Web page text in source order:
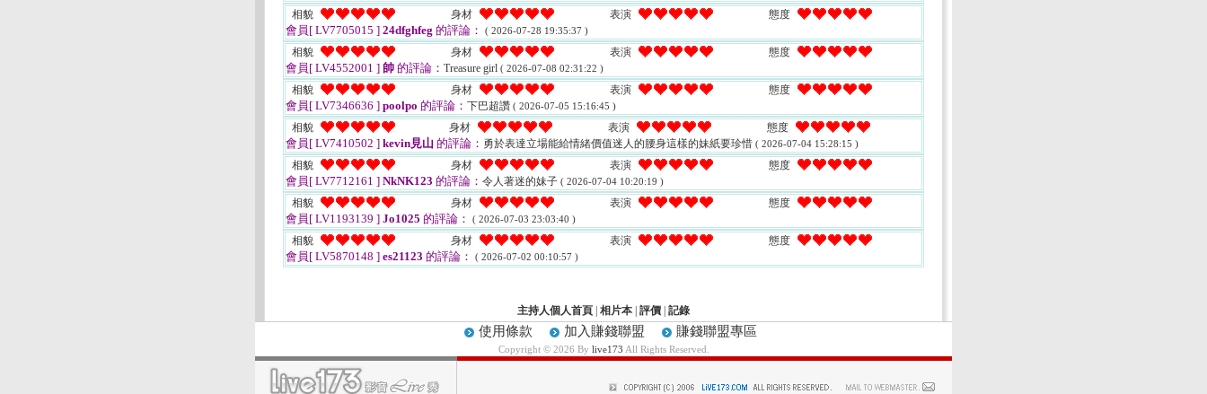
相貌 身材 表演 態度
會員[ LV7705015 ] 24dfghfeg 的評論： ( 2026-07-28 19:35:37 )
相貌 身材 表演 態度
會員[ LV4552001 ] 帥 的評論： Treasure girl ( 2026-07-08 02:31:22 )
相貌 身材 表演 態度
會員[ LV7346636 ] poolpo 的評論： 下巴超讚 ( 2026-07-05 15:16:45 )
相貌 身材 表演 態度
會員[ LV7410502 ] kevin見山 的評論： 勇於表達立場能給情緒價值迷人的腰身這樣的妹紙要珍惜 ( 2026-07-04 15:28:15 )
相貌 身材 表演 態度
會員[ LV7712161 ] NkNK123 的評論： 令人著迷的妹子 ( 2026-07-04 10:20:19 )
相貌 身材 表演 態度
會員[ LV1193139 ] Jo1025 的評論： ( 2026-07-03 23:03:40 )
相貌 身材 表演 態度
會員[ LV5870148 ] es21123 的評論： ( 2026-07-02 00:10:57 )
主持人個人首頁 相片本 評價 記錄
使用條款 加入賺錢聯盟 賺錢聯盟專區
Copyright © 2026 By live173 All Rights Reserved.